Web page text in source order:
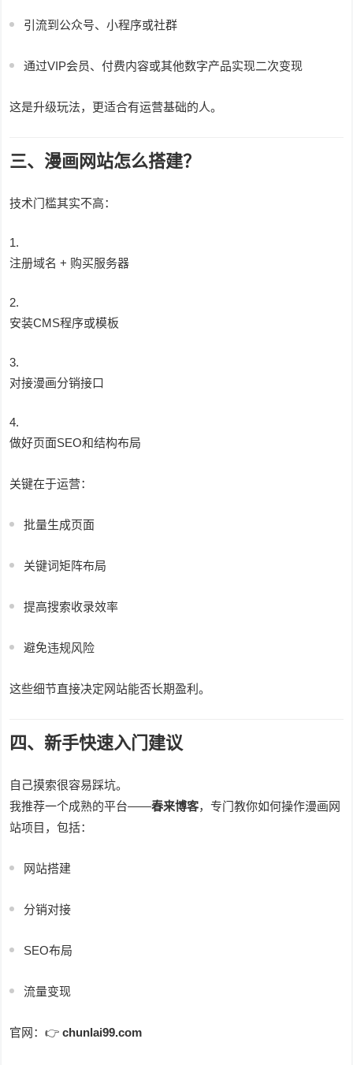
引流到公众号、小程序或社群
通过VIP会员、付费内容或其他数字产品实现二次变现
这是升级玩法，更适合有运营基础的人。
三、漫画网站怎么搭建？
技术门槛其实不高：
注册域名 + 购买服务器
安装CMS程序或模板
对接漫画分销接口
做好页面SEO和结构布局
关键在于运营：
批量生成页面
关键词矩阵布局
提高搜索收录效率
避免违规风险
这些细节直接决定网站能否长期盈利。
四、新手快速入门建议
自己摸索很容易踩坑。
我推荐一个成熟的平台——春来博客，专门教你如何操作漫画网
站项目，包括：
网站搭建
分销对接
SEO布局
流量变现
官网：👉chunlai99.com